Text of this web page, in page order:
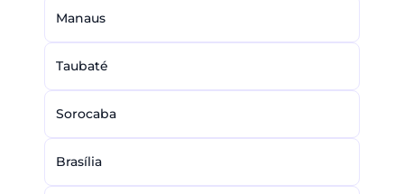
Manaus
Taubaté
Sorocaba
Brasília